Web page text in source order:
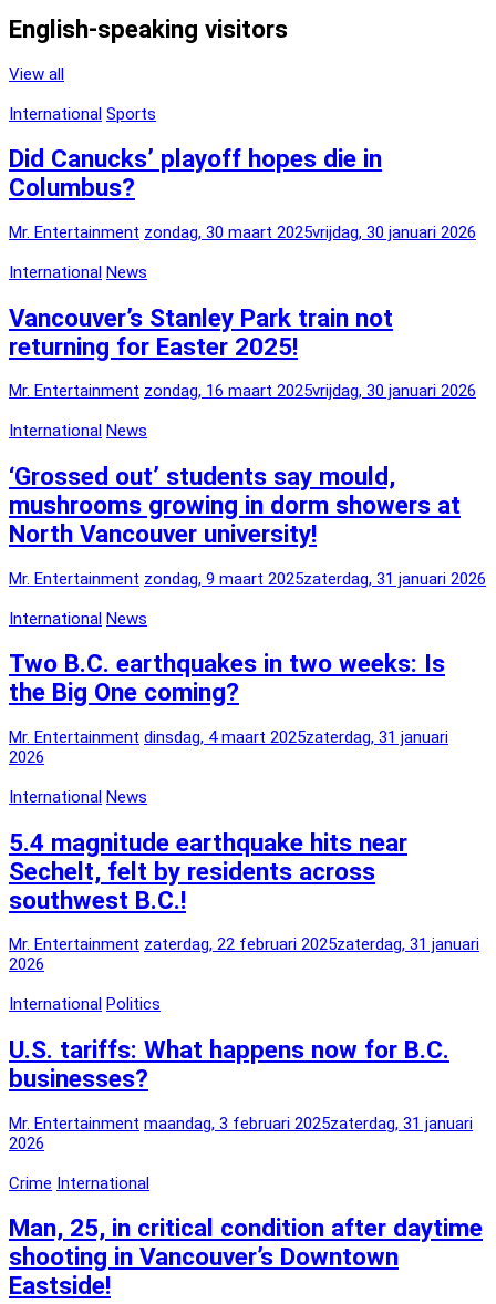
English-speaking visitors
View all
International Sports
Did Canucks’ playoff hopes die in
Columbus?
Mr. Entertainment zondag, 30 maart 2025vrijdag, 30 januari 2026
International News
Vancouver’s Stanley Park train not
returning for Easter 2025!
Mr. Entertainment zondag, 16 maart 2025vrijdag, 30 januari 2026
International News
‘Grossed out’ students say mould,
mushrooms growing in dorm showers at
North Vancouver university!
Mr. Entertainment zondag, 9 maart 2025zaterdag, 31 januari 2026
International News
Two B.C. earthquakes in two weeks: Is
the Big One coming?
Mr. Entertainment dinsdag, 4 maart 2025zaterdag, 31 januari
2026
International News
5.4 magnitude earthquake hits near
Sechelt, felt by residents across
southwest B.C.!
Mr. Entertainment zaterdag, 22 februari 2025zaterdag, 31 januari
2026
International Politics
U.S. tariffs: What happens now for B.C.
businesses?
Mr. Entertainment maandag, 3 februari 2025zaterdag, 31 januari
2026
Crime International
Man, 25, in critical condition after daytime
shooting in Vancouver’s Downtown
Eastside!